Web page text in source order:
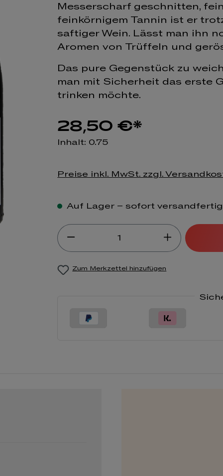
Messerscharf geschnitten,
feinkörnigem Tannin ist er
saftiger Wein. Lässt man ihn
Aromen von Trüffeln und
Das pure Gegenstück zu
man mit Sicherheit das erste
trinken möchte.
28,50 €*
Inhalt: 0.75
Preise inkl. MwSt. zzgl.
Auf Lager – sofort versandfertig
Produkt Anzahl: Gib
Zum Merkzettel hinzufügen